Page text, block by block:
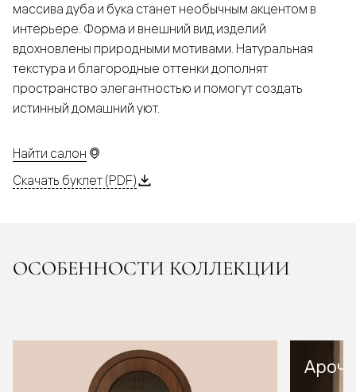
массива дуба и бука станет необычным акцентом в
интерьере. Форма и внешний вид изделий
вдохновлены природными мотивами. Натуральная
текстура и благородные оттенки дополнят
пространство элегантностью и помогут создать
истинный домашний уют.
Найти салон
Скачать буклет (PDF)
ОСОБЕННОСТИ КОЛЛЕКЦИИ